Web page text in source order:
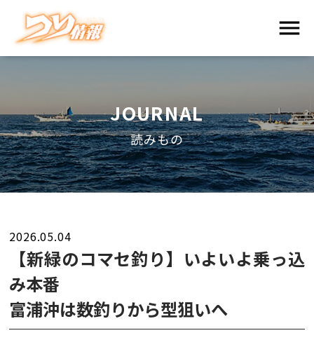
JOURNAL
読みもの
2026.05.04
【新緑のコマセ釣り】いよいよ乗っ込
み本番
富浦沖は数釣りから型狙いへ